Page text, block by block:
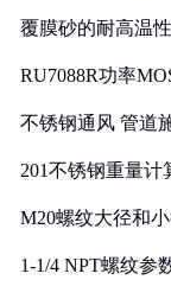
覆膜砂的耐高温
RU7088R功率
不锈钢通风 管道
201不锈钢重量计
M20螺纹大径和
1-1/4 NPT螺纹参